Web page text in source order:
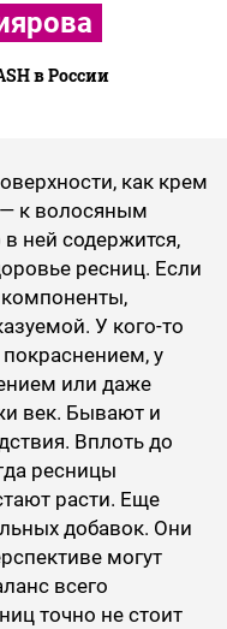
в России
как крем
— к волосяным
ней содержится,
ресниц. Если
компоненты,
У кого-то
у
или даже
век. Бывают и
Вплоть до
ресницы
расти. Еще
добавок. Они
могут
всего
точно не стоит